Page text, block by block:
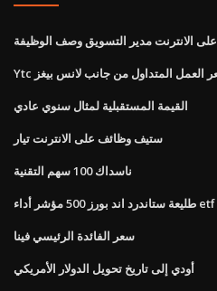
على الانترنت مدير التسويق وصف الوظيفة
القيمة المستقبلية لمثال سنوي عادي
ستيف وظائف على الانترنت تيار
ناسداك 100 سهم التقنية
طليعة ستاندرد اند بورز 500 مؤشر أداء etf
سعر الفائدة الرئيسي فينا
أودي إلى تاريخ تحويل الدولار الأمريكي